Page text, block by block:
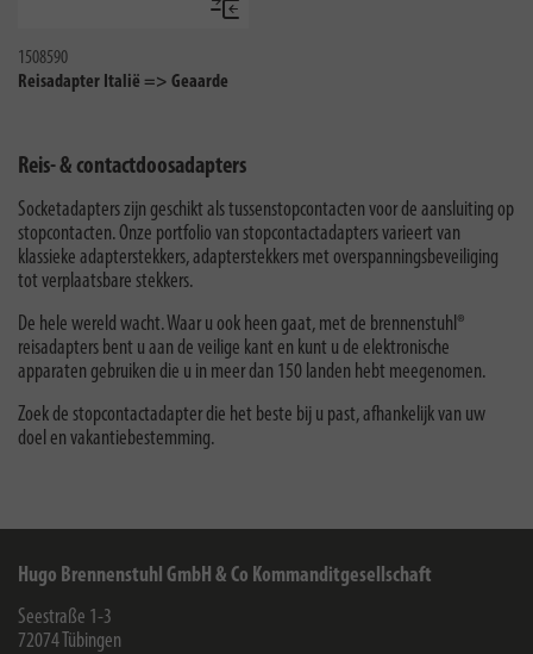
Vergelijken
1508590
Reisadapter Italië => Geaarde
Reis- & contactdoosadapters
Socketadapters zijn geschikt als tussenstopcontacten voor de aansluiting op
stopcontacten. Onze portfolio van stopcontactadapters varieert van
klassieke adapterstekkers, adapterstekkers met overspanningsbeveiliging
tot verplaatsbare stekkers.
De hele wereld wacht. Waar u ook heen gaat, met de brennenstuhl®
reisadapters bent u aan de veilige kant en kunt u de elektronische
apparaten gebruiken die u in meer dan 150 landen hebt meegenomen.
Zoek de stopcontactadapter die het beste bij u past, afhankelijk van uw
doel en vakantiebestemming.
Hugo Brennenstuhl GmbH & Co Kommanditgesellschaft
Seestraße 1-3
72074 Tübingen